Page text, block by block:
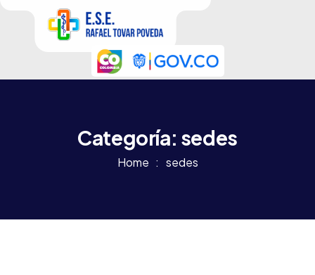
Categoría: sedes
Home sedes